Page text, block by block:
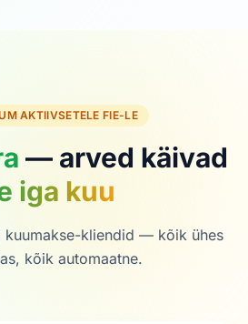
AKTIIVSETELE FIE-LE
— arved käivad
iga kuu
kuumakse-kliendid — kõik ühes
kõik automaatne.